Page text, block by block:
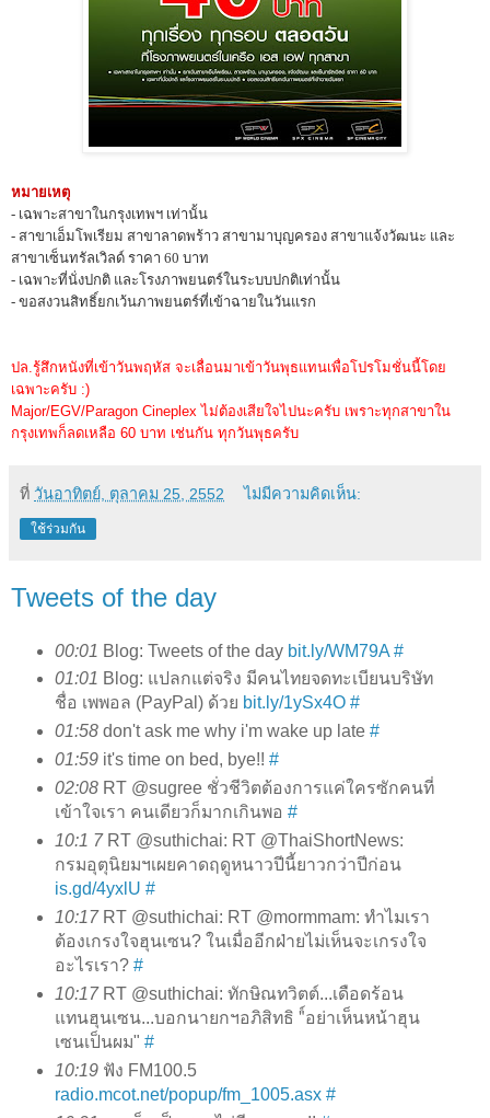
หมายเหตุ
- เฉพาะสาขาในกรุงเทพฯ เท่านั้น
- สาขาเอ็มโพเรียม สาขาลาดพร้าว สาขามาบุญครอง สาขาแจ้งวัฒนะ และ
สาขาเซ็นทรัลเวิลด์ ราคา 60 บาท
- เฉพาะที่นั่งปกติ และโรงภาพยนตร์ในระบบปกติเท่านั้น
- ขอสงวนสิทธิ์ยกเว้นภาพยนตร์ที่เข้าฉายในวันแรก
ปล.รู้สึกหนังที่เข้าวันพฤหัส จะเลื่อนมาเข้าวันพุธแทนเพื่อโปรโมชั่นนี้โดย
เฉพาะครับ :)
Major/EGV/Paragon Cineplex ไม่ต้องเสียใจไปนะครับ เพราะทุกสาขาใน
กรุงเทพก็ลดเหลือ 60 บาท เช่นกัน ทุกวันพุธครับ
ที่ วันอาทิตย์, ตุลาคม 25, 2552 ไม่มีความคิดเห็น:
ใช้ร่วมกัน
Tweets of the day
00:01 Blog: Tweets of the day bit.ly/WM79A #
01:01 Blog: แปลกแต่จริง มีคนไทยจดทะเบียนบริษัท
ชื่อ เพพอล (PayPal) ด้วย bit.ly/1ySx4O #
01:58don't ask me why i'm wake up late #
01:59it's time on bed, bye!! #
02:08RT @sugree ชั่วชีวิตต้องการแค่ใครซักคนที่
เข้าใจเรา คนเดียวก็มากเกินพอ #
10:1 7RT @suthichai: RT @ThaiShortNews:
กรมอุตุนิยมฯเผยคาดฤดูหนาวปีนี้ยาวกว่าปีก่อน
is.gd/4yxlU #
10:17RT @suthichai: RT @mormmam: ทำไมเรา
ต้องเกรงใจฮุนเซน? ในเมื่ออีกฝ่ายไม่เห็นจะเกรงใจ
อะไรเรา? #
10:17RT @suthichai: ทักษิณทวิตต์...เดือดร้อน
แทนฮุนเซน...บอกนายกฯอภิสิทธิ "์อย่าเห็นหน้าฮุน
เซนเป็นผม" #
10:19ฟัง FM100.5
radio.mcot.net/popup/fm_1005.asx #